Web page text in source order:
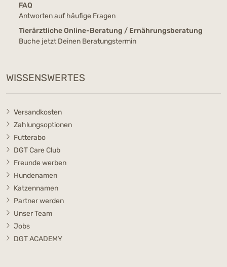
FAQ
Antworten auf häufige Fragen
Tierärztliche Online-Beratung / Ernährungsberatung
Buche jetzt Deinen Beratungstermin
WISSENSWERTES
Versandkosten
Zahlungsoptionen
Futterabo
DGT Care Club
Freunde werben
Hundenamen
Katzennamen
Partner werden
Unser Team
Jobs
DGT ACADEMY